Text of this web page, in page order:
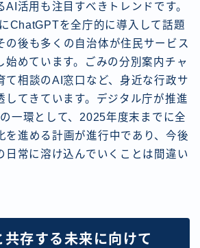
活用も注目すべきトレンドです。
ChatGPTを全庁的に導入して話題
の後も多くの自治体が住民サービス
始めています。ごみの分別案内チャ
て相談のAI窓口など、身近な行政サ
してきています。デジタル庁が推進
一環として、2025年度末までに全
を進める計画が進行中であり、今後
日常に溶け込んでいくことは間違い
存する未来に向けて